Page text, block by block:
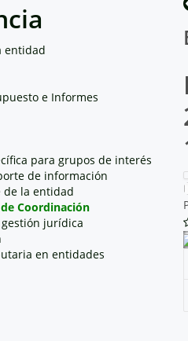
entidad
e Informes
para grupos de interés
de información
de la entidad
Coordinación
jurídica
en entidades